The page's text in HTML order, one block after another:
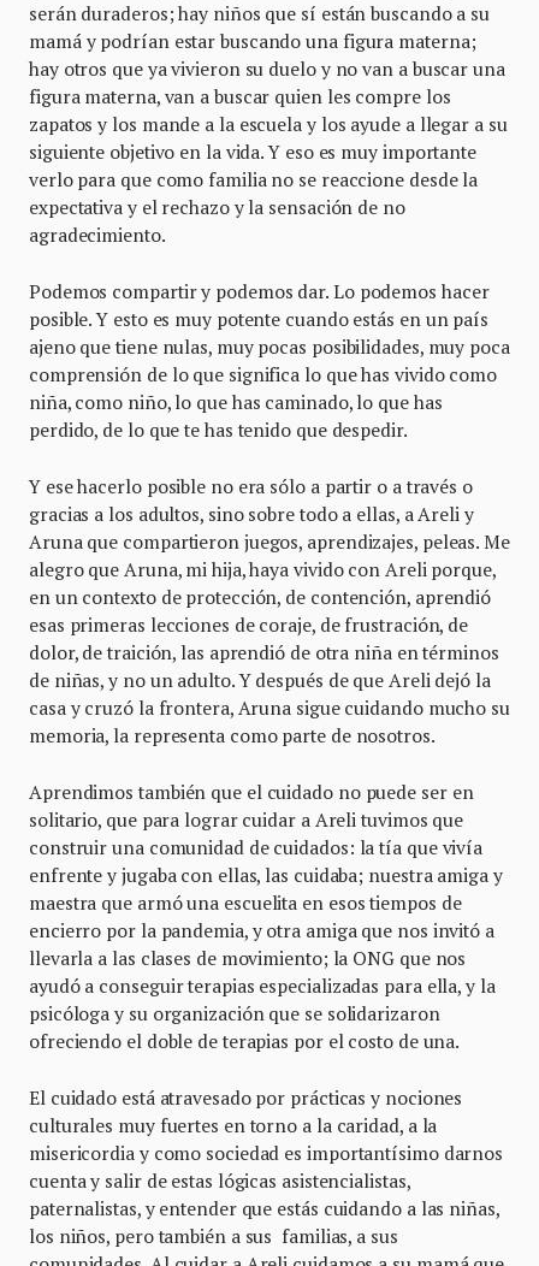
serán duraderos; hay niños que sí están buscando a su
mamá y podrían estar buscando una figura materna;
hay otros que ya vivieron su duelo y no van a buscar una
figura materna, van a buscar quien les compre los
zapatos y los mande a la escuela y los ayude a llegar a su
siguiente objetivo en la vida. Y eso es muy importante
verlo para que como familia no se reaccione desde la
expectativa y el rechazo y la sensación de no
agradecimiento.
Podemos compartir y podemos dar. Lo podemos hacer
posible. Y esto es muy potente cuando estás en un país
ajeno que tiene nulas, muy pocas posibilidades, muy poca
comprensión de lo que significa lo que has vivido como
niña, como niño, lo que has caminado, lo que has
perdido, de lo que te has tenido que despedir.
Y ese hacerlo posible no era sólo a partir o a través o
gracias a los adultos, sino sobre todo a ellas, a Areli y
Aruna que compartieron juegos, aprendizajes, peleas. Me
alegro que Aruna, mi hija, haya vivido con Areli porque,
en un contexto de protección, de contención, aprendió
esas primeras lecciones de coraje, de frustración, de
dolor, de traición, las aprendió de otra niña en términos
de niñas, y no un adulto. Y después de que Areli dejó la
casa y cruzó la frontera, Aruna sigue cuidando mucho su
memoria, la representa como parte de nosotros.
Aprendimos también que el cuidado no puede ser en
solitario, que para lograr cuidar a Areli tuvimos que
construir una comunidad de cuidados: la tía que vivía
enfrente y jugaba con ellas, las cuidaba; nuestra amiga y
maestra que armó una escuelita en esos tiempos de
encierro por la pandemia, y otra amiga que nos invitó a
llevarla a las clases de movimiento; la ONG que nos
ayudó a conseguir terapias especializadas para ella, y la
psicóloga y su organización que se solidarizaron
ofreciendo el doble de terapias por el costo de una.
El cuidado está atravesado por prácticas y nociones
culturales muy fuertes en torno a la caridad, a la
misericordia y como sociedad es importantísimo darnos
cuenta y salir de estas lógicas asistencialistas,
paternalistas, y entender que estás cuidando a las niñas,
los niños, pero también a sus familias, a sus